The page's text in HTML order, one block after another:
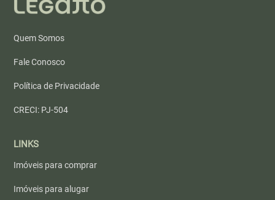
Quem Somos
Fale Conosco
Política de Privacidade
CRECI: PJ-504
LINKS
Imóveis para comprar
Imóveis para alugar